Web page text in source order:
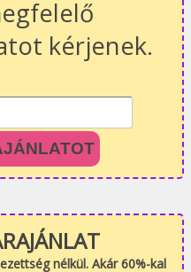
kérjenek.
nélkül. Akár 60%-kal